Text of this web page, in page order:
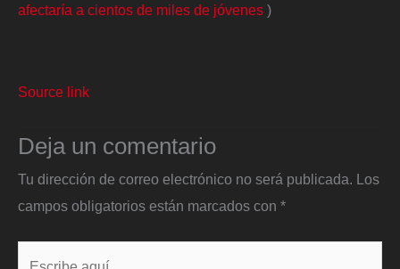
afectaría a cientos de miles de jóvenes )
Source link
Deja un comentario
Tu dirección de correo electrónico no será publicada. Los
campos obligatorios están marcados con *